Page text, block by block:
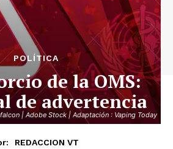
| Adobe Stock | Adaptación : Vaping Today
POLÍTICA
de la OMS:
de advertencia
REDACCION VT